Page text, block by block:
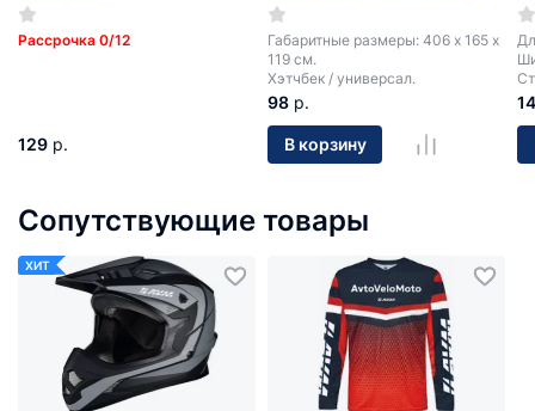
Рассрочка 0/12
129 р.
Габаритные размеры: 406 х 165 х
119 см.
Хэтчбек / универсал.
98 р.
В корзину
14
Сопутствующие товары
ХИТ